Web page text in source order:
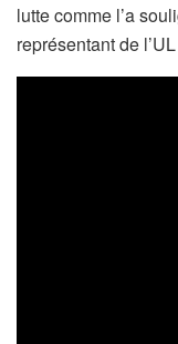
lutte comme l’a
représentant de